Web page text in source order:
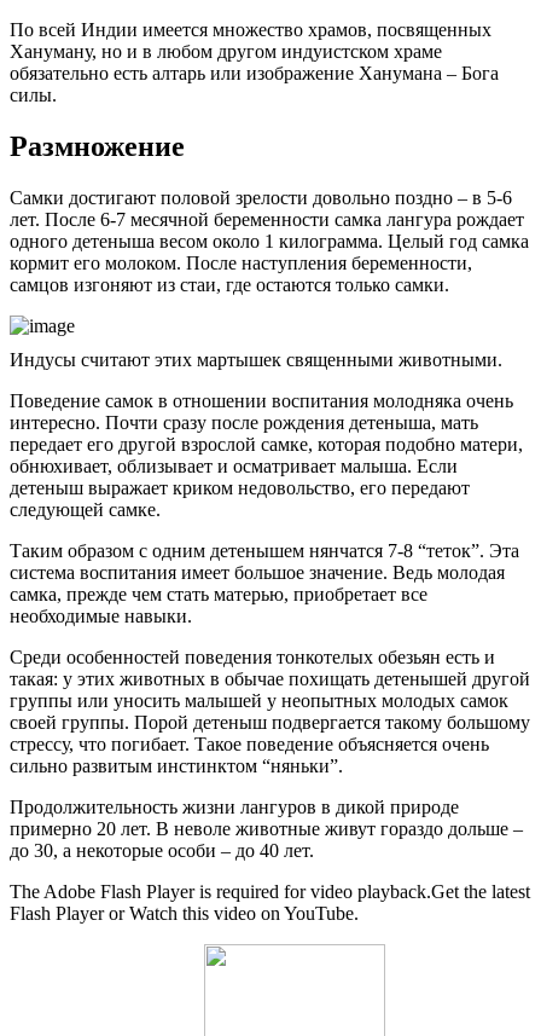
По всей Индии имеется множество храмов, посвященных
Хануману, но и в любом другом индуистском храме
обязательно есть алтарь или изображение Ханумана – Бога
силы.
Размножение
Самки достигают половой зрелости довольно поздно – в 5-6
лет. После 6-7 месячной беременности самка лангура рождает
одного детеныша весом около 1 килограмма. Целый год самка
кормит его молоком. После наступления беременности,
самцов изгоняют из стаи, где остаются только самки.
Индусы считают этих мартышек священными животными.
Поведение самок в отношении воспитания молодняка очень
интересно. Почти сразу после рождения детеныша, мать
передает его другой взрослой самке, которая подобно матери,
обнюхивает, облизывает и осматривает малыша. Если
детеныш выражает криком недовольство, его передают
следующей самке.
Таким образом с одним детенышем нянчатся 7-8 “теток”. Эта
система воспитания имеет большое значение. Ведь молодая
самка, прежде чем стать матерью, приобретает все
необходимые навыки.
Среди особенностей поведения тонкотелых обезьян есть и
такая: у этих животных в обычае похищать детенышей другой
группы или уносить малышей у неопытных молодых самок
своей группы. Порой детеныш подвергается такому большому
стрессу, что погибает. Такое поведение объясняется очень
сильно развитым инстинктом “няньки”.
Продолжительность жизни лангуров в дикой природе
примерно 20 лет. В неволе животные живут гораздо дольше –
до 30, а некоторые особи – до 40 лет.
The Adobe Flash Player is required for video playback.Get the latest
Flash Player or Watch this video on YouTube.